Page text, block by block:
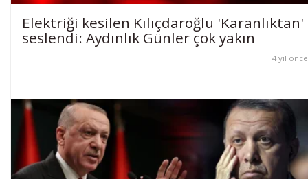
Elektriği kesilen Kılıçdaroğlu 'Karanlıktan'
seslendi: Aydınlık Günler çok yakın
4 yıl önce